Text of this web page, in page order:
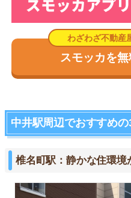
スモッカを
中井駅周辺でおすすめの
椎名町駅：静かな住環境